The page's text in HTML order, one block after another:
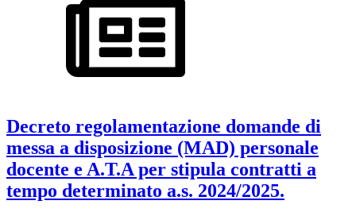
Decreto regolamentazione domande di
messa a disposizione (MAD) personale
docente e A.T.A per stipula contratti a
tempo determinato a.s. 2024/2025.